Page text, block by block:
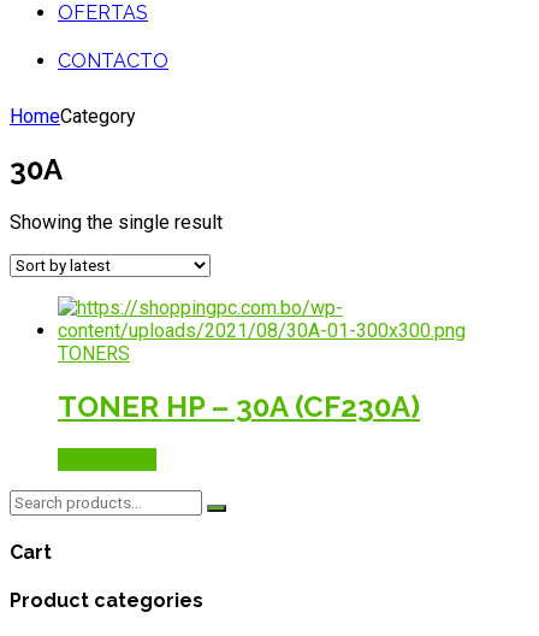
OFERTAS
CONTACTO
HomeCategory
30A
Showing the single result
TONERS
TONER HP – 30A (CF230A)
Search
for:
Cart
Product categories